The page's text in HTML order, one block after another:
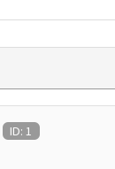
ID: 1